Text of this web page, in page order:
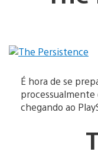
É hora de se
chegando ao